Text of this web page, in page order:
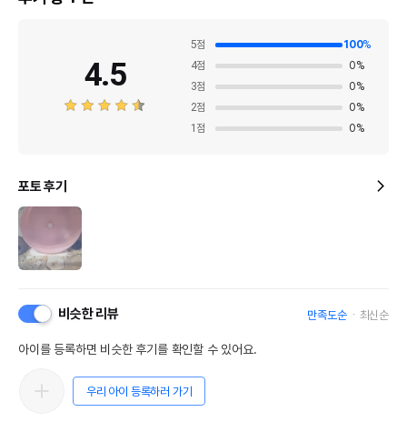
4.5
5점 100%
4점 0%
3점 0%
2점 0%
1 점 0%
포토 후기
비슷한 리뷰 만족도순 최신순
아이를 등록하면 비슷한 후기를 확인할 수 있어요.
우리 아이 등록하러 가기